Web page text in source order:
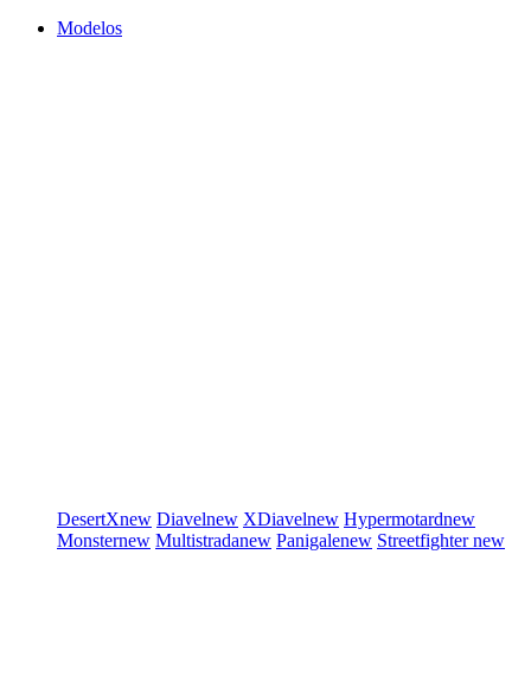
Modelos
DesertXnew Diavelnew XDiavelnew Hypermotardnew
Monsternew Multistradanew Panigalenew Streetfighternew